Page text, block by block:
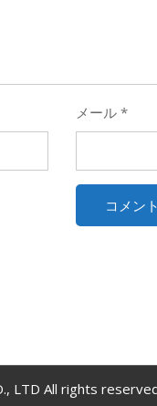
メール *
LTD All rights